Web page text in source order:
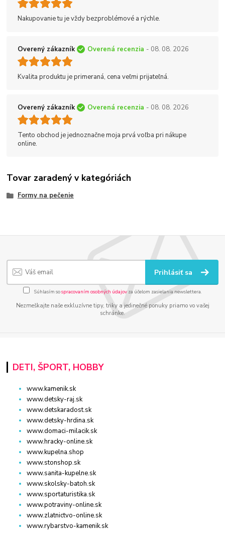
Nakupovanie tu je vždy bezproblémové a rýchle.
Overený zákazník Overená recenzia - 08. 08. 2026
Kvalita produktu je primeraná, cena veľmi prijateľná.
Overený zákazník Overená recenzia - 08. 08. 2026
Tento obchod je jednoznačne moja prvá voľba pri nákupe
online.
Tovar zaradený v kategóriách
Formy na pečenie
Prihlásiť sa
Súhlasím sospracovaním osobných údajov za účelom zasielania newslettera.
Nezmeškajte naše exkluzívne tipy, triky a jedinečné ponuky priamo vo vašej
schránke.
DETI, ŠPORT, HOBBY
www.kamenik.sk
www.detsky-raj.sk
www.detskaradost.sk
www.detsky-hrdina.sk
www.domaci-milacik.sk
www.hracky-online.sk
www.kupelna.shop
www.stonshop.sk
www.sanita-kupelne.sk
www.skolsky-batoh.sk
www.sportaturistika.sk
www.potraviny-online.sk
www.zlatnictvo-online.sk
www.rybarstvo-kamenik.sk